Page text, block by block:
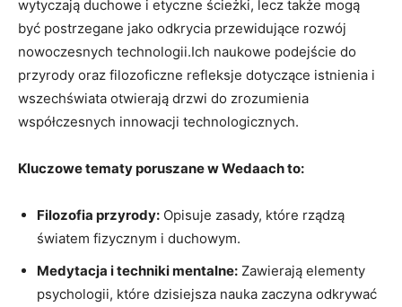
wytyczają duchowe i etyczne ścieżki, lecz także mogą
być postrzegane jako odkrycia przewidujące rozwój
nowoczesnych technologii.Ich naukowe podejście do
przyrody oraz filozoficzne refleksje dotyczące istnienia i
wszechświata otwierają drzwi do zrozumienia
współczesnych innowacji technologicznych.
Kluczowe tematy poruszane w Wedaach to:
Filozofia przyrody: Opisuje zasady, które rządzą
światem fizycznym i duchowym.
Medytacja i techniki mentalne: Zawierają elementy
psychologii, które dzisiejsza nauka zaczyna odkrywać